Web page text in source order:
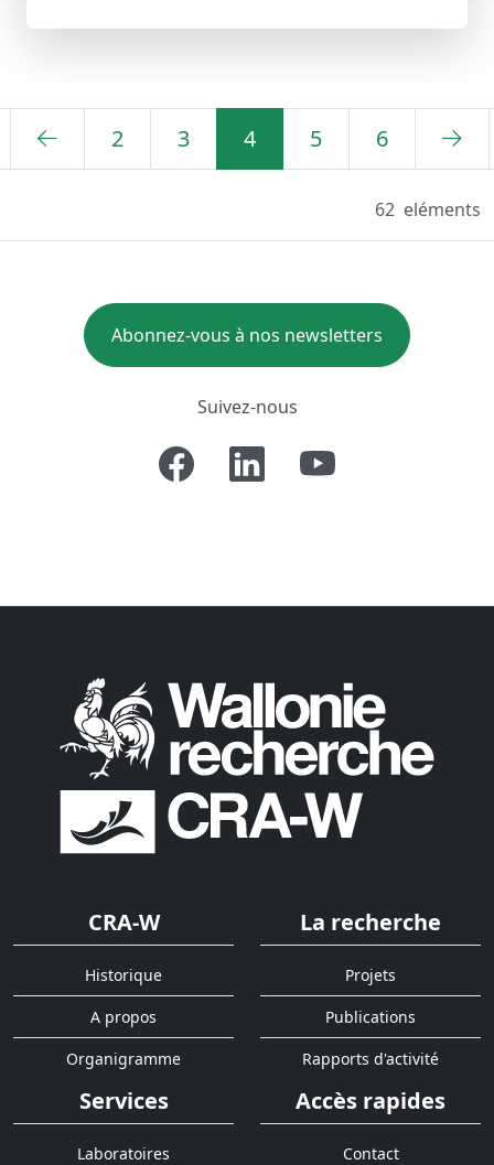
2 3 4 5 6
62 eléments
Abonnez-vous à nos newsletters
Suivez-nous
CRA-W
Historique
A propos
Organigramme
La recherche
Projets
Publications
Rapports d'activité
Services
Laboratoires
Accès rapides
Contact